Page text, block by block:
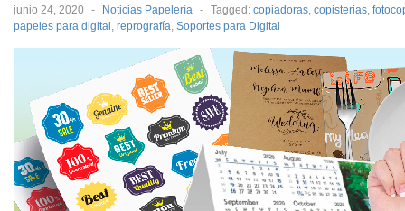
junio 24, 2020 - Noticias Papelería - Tagged: copiadoras, copisterias,
papeles para digital , reprografía, Soportes para Digital